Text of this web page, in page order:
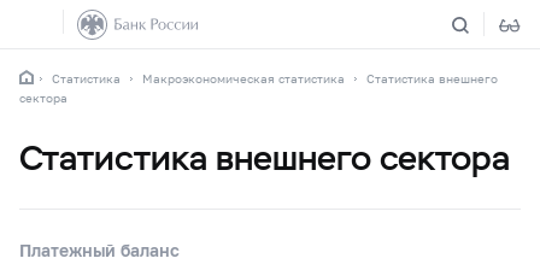
Статистика Макроэкономическая статистика
Статистика внешнего
сектора
Статистика внешнего сектора
Платежный баланс